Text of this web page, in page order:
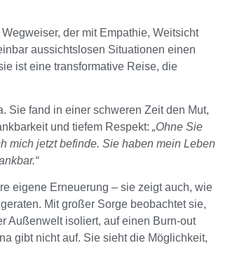
der mit Empathie, Weitsicht
aussichtslosen Situationen einen
ist eine transformative Reise, die
Sie fand in einer schweren Zeit den Mut,
und tiefem Respekt: „Ohne Sie
mich jetzt befinde. Sie haben mein Leben
eigene Erneuerung – sie zeigt auch, wie
Mit großer Sorge beobachtet sie,
Außenwelt isoliert, auf einen Burn-out
gibt nicht auf. Sie sieht die Möglichkeit,